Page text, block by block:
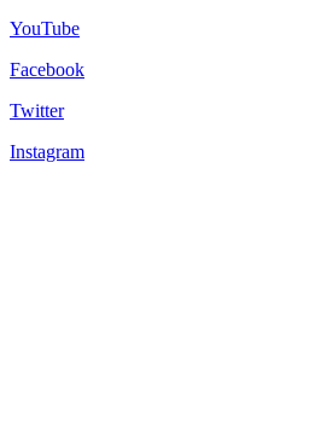
YouTube
Facebook
Twitter
Instagram